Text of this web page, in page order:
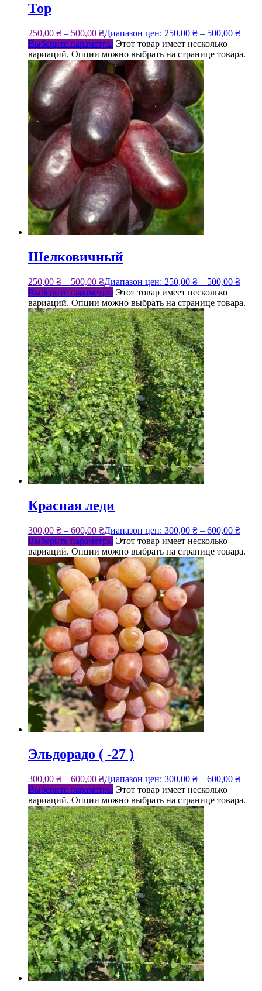
Тор
250,00 ₴ – 500,00 ₴Диапазон цен: 250,00 ₴ – 500,00 ₴
Выберите параметры Этот товар имеет несколько
вариаций. Опции можно выбрать на странице товара.
Шелковичный
250,00 ₴ – 500,00 ₴Диапазон цен: 250,00 ₴ – 500,00 ₴
Выберите параметры Этот товар имеет несколько
вариаций. Опции можно выбрать на странице товара.
Красная леди
300,00 ₴ – 600,00 ₴Диапазон цен: 300,00 ₴ – 600,00 ₴
Выберите параметры Этот товар имеет несколько
вариаций. Опции можно выбрать на странице товара.
Эльдорадо ( -27 )
300,00 ₴ – 600,00 ₴Диапазон цен: 300,00 ₴ – 600,00 ₴
Выберите параметры Этот товар имеет несколько
вариаций. Опции можно выбрать на странице товара.